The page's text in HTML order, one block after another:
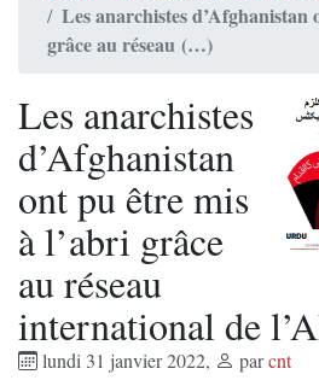
Les anarchistes d’Afghanistan
grâce au réseau (…)
Les anarchistes
d’Afghanistan
ont pu être mis
à l’abri grâce
au réseau
international de
lundi 31 janvier 2022, parcnt